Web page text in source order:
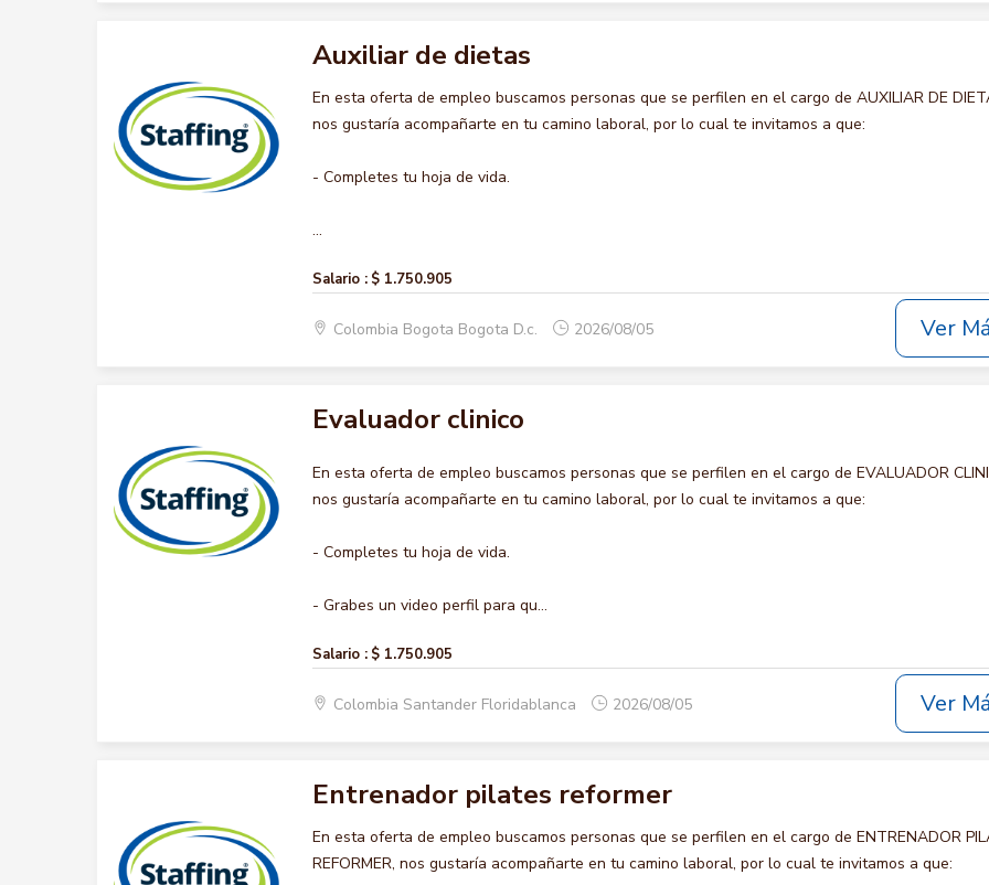
Auxiliar de dietas
En esta oferta de empleo buscamos personas que se perfilen en el cargo de AUXILIAR DE
nos gustaría acompañarte en tu camino laboral, por lo cual te invitamos a que:
- Completes tu hoja de vida.
...
Salario : $ 1.750.905
Colombia Bogota Bogota D.c. 2026/08/05 Ver
Evaluador clinico
En esta oferta de empleo buscamos personas que se perfilen en el cargo de EVALUADOR
nos gustaría acompañarte en tu camino laboral, por lo cual te invitamos a que:
- Completes tu hoja de vida.
- Grabes un video perfil para qu...
Salario : $ 1.750.905
Colombia Santander Floridablanca 2026/08/05 Ver
Entrenador pilates reformer
En esta oferta de empleo buscamos personas que se perfilen en el cargo de ENTRENADOR
REFORMER, nos gustaría acompañarte en tu camino laboral, por lo cual te invitamos a que: